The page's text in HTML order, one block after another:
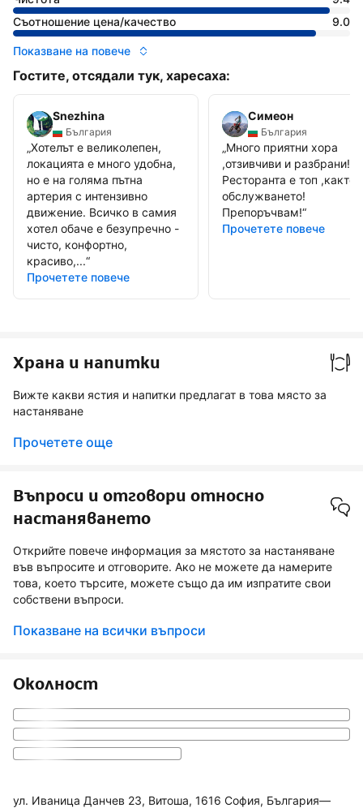
Съотношение цена/качество
9.0
Показване на повече
Гостите, отсядали тук, харесаха:
Snezhina
България
„Хотелът е великолепен,
локацията е много удобна,
но е на голяма пътна
артерия с интензивно
движение. Всичко в самия
хотел обаче е безупречно -
чисто, конфортно,
красиво,...“
Прочетете повече
Симеон
България
„Много приятни хора
,отзивчиви и разбрани!
Ресторанта е топ ,както
обслужването!
Препоръчвам!“
Прочетете повече
Храна и напитки
Вижте какви ястия и напитки предлагат в това място за
настаняване
Прочетете още
Въпроси и отговори относно
настаняването
Открийте повече информация за мястото за настаняване
във въпросите и отговорите. Ако не можете да намерите
това, което търсите, можете също да им изпратите свои
собствени въпроси.
Показване на всички въпроси
Околност
ул. Иваница Данчев 23, Витоша, 1616 София, България—